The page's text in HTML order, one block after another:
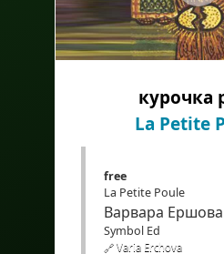
курочка
La Petite
free
La Petite Poule
Варвара Ершова
Symbol Ed
🔗 Varia Erchova